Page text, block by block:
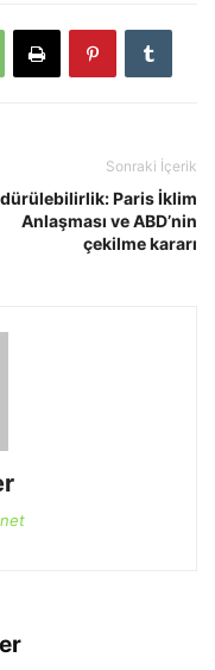
Sonraki İçerik
Paris İklim
Anlaşması ve ABD’nin
çekilme kararı